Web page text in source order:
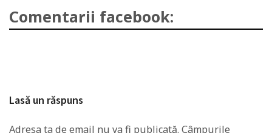
Comentarii facebook:
Lasă un răspuns
Adresa ta de email nu va fi publicată. Câmpurile